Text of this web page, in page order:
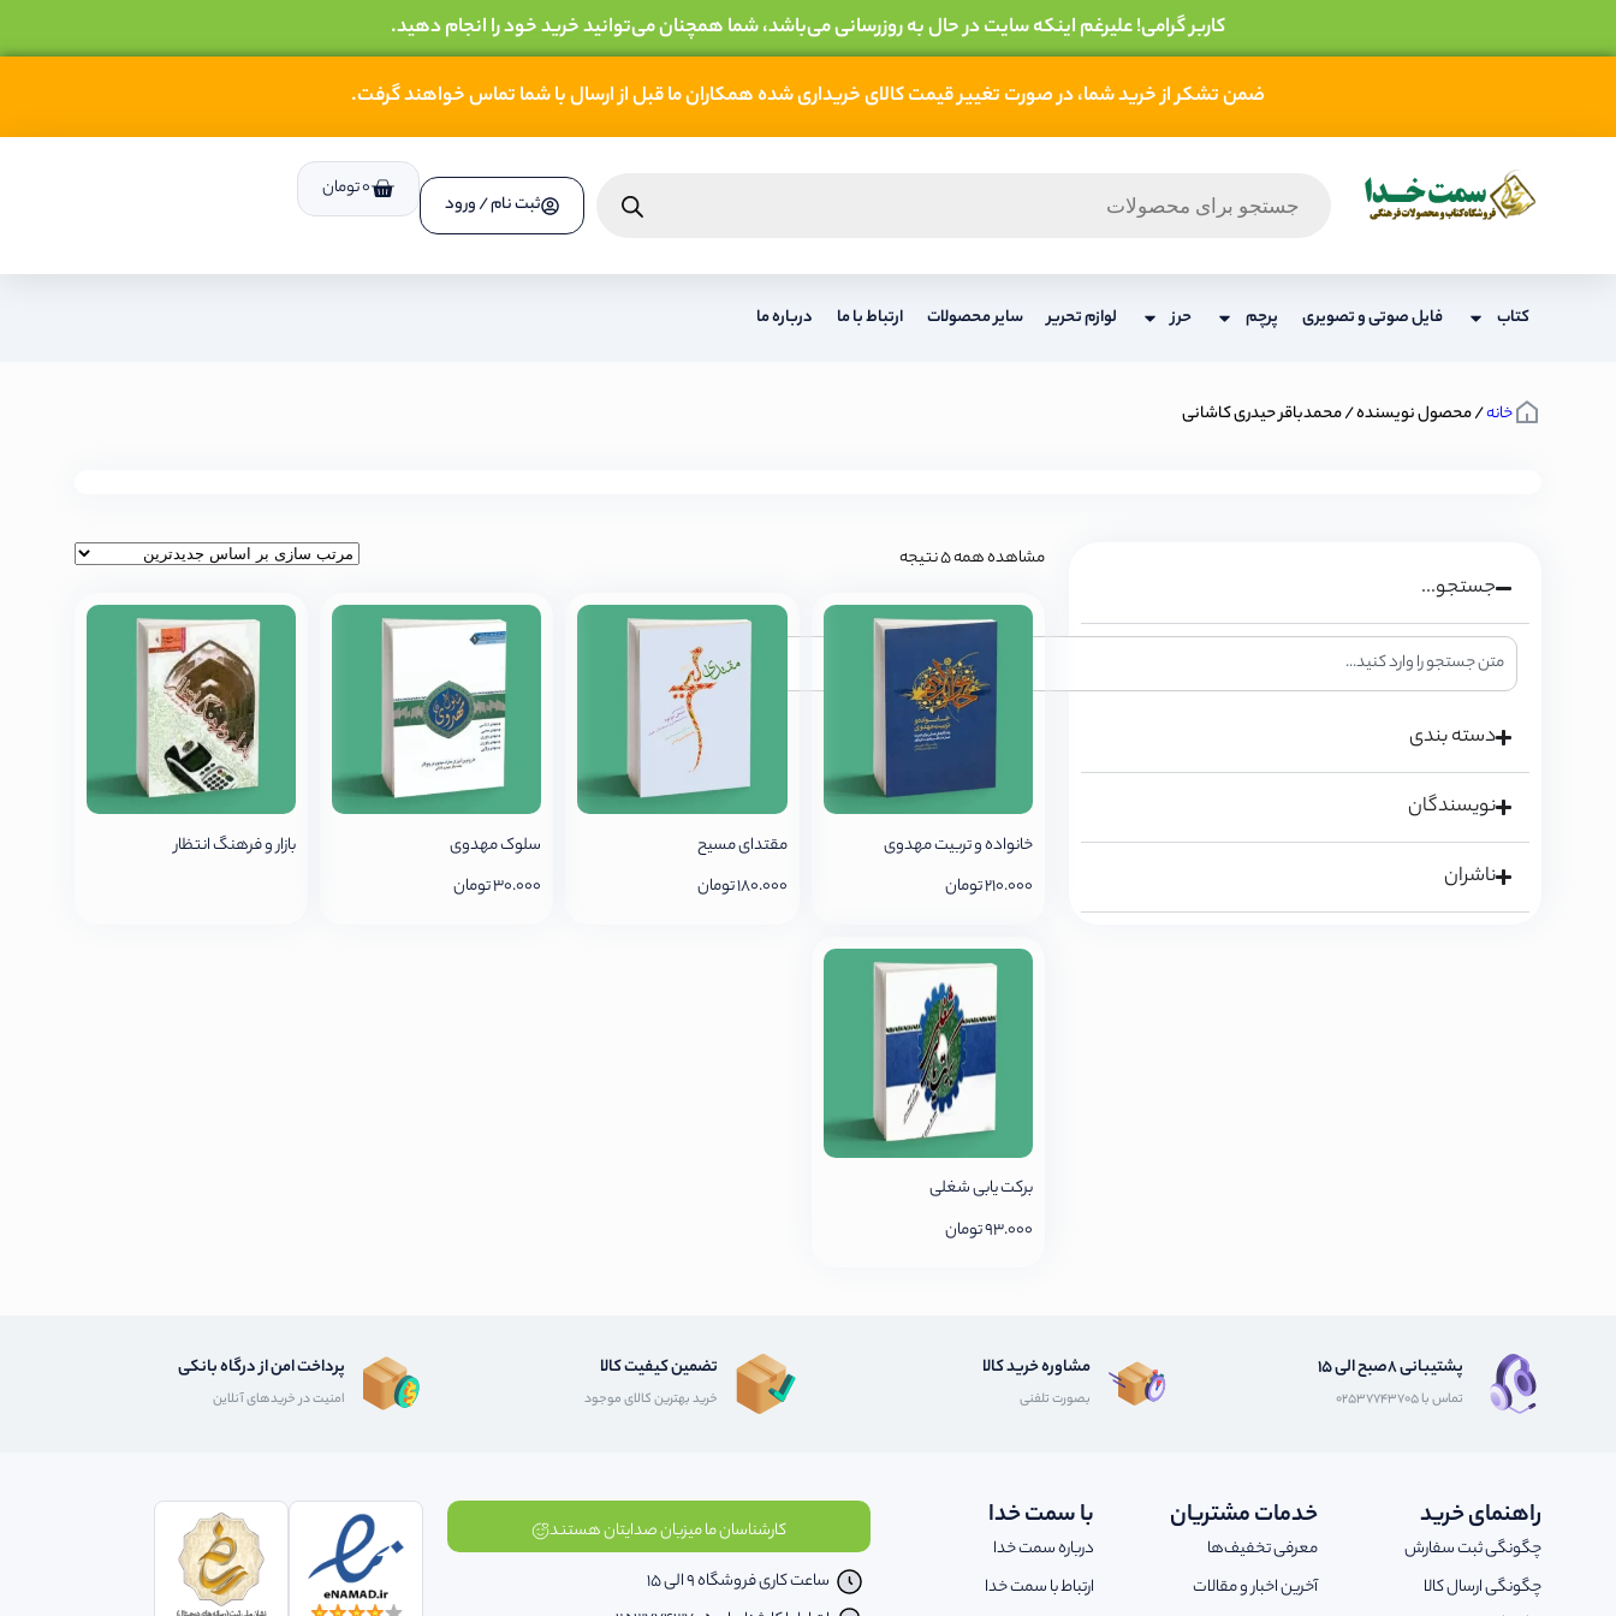
کاربر گرامی! علیرغم اینکه سایت در حال به روزرسانی می‌باشد، شما همچنان می‌توانید خرید خود را انجام دهید.
ضمن تشکر از خرید شما، در صورت تغییر قیمت کالای خریداری شده همکاران ما قبل از ارسال با شما تماس خواهند گرفت.
ثبت نام / ورود
0تومان
کتاب فایل صوتی و تصویری پرچم حرز لوازم تحریر سایر محصولات ارتباط با ما درباره ما
خانه/ محصول نویسنده / محمدباقر حیدری کاشانی
جستجو...
دسته بندی
نویسندگان
ناشران
مشاهده همه 5 نتیجه
خانواده و تربیت مهدوی
210.000تومان
مقتدای مسیح
180.000تومان
سلوک مهدوی
30.000تومان
بازار و فرهنگ انتظار
برکت یابی شغلی
93.000تومان
پشتیبانی 8صبح الی 15
تماس با 02537743705
مشاوره خرید کالا
بصورت تلفنی
تضمین کیفیت کالا
خرید بهترین کالای موجود
پرداخت امن از درگاه بانکی
امنیت در خریدهای آنلاین
راهنمای خرید
چگونگی ثبت سفارش
چگونگی ارسال کالا
خدمات مشتریان
معرفی تخفیف‌ها
آخرین اخبار و مقالات
با سمت خدا
درباره سمت خدا
ارتباط با سمت خدا
کارشناسان ما میزبان صدایتان هستند
ساعت کاری فروشگاه 9 الی 15